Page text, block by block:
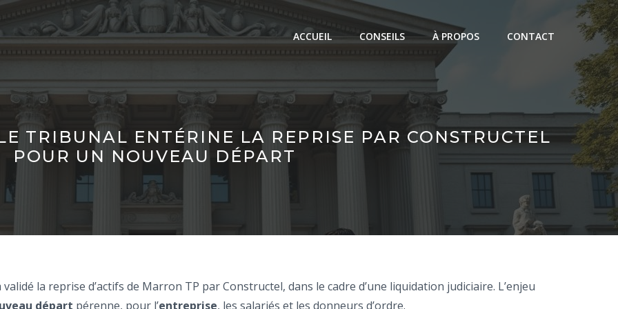
ACCUEIL CONSEILS À PROPOS CONTACT
TRIBUNAL ENTÉRINE LA REPRISE PAR CONSTRUCTEL
POUR UN NOUVEAU DÉPART
la reprise d’actifs de Marron TP par Constructel, dans le cadre d’une liquidation judiciaire. L’enjeu
départ pérenne, pour l’entreprise, les salariés et les donneurs d’ordre.